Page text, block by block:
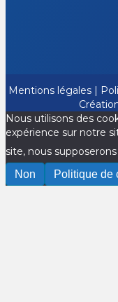
Mentions légales |
Nous utilisons des
expérience sur notre
site, nous
Non
Politique de